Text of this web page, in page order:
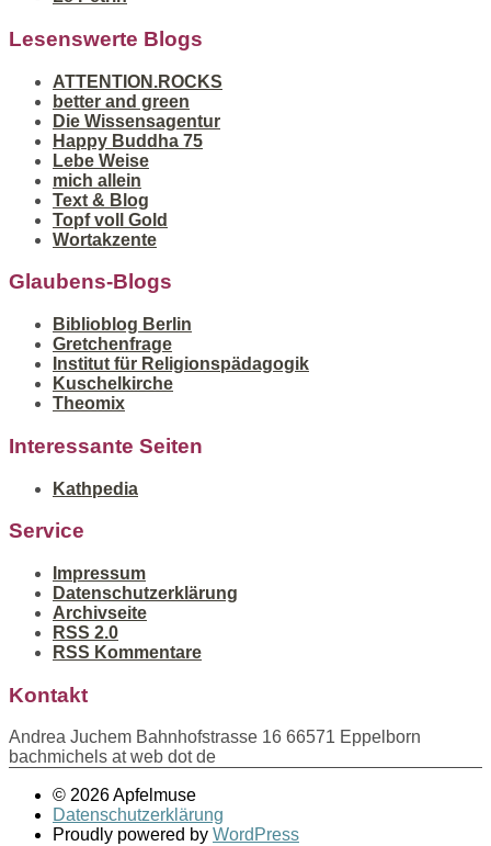
Lesenswerte Blogs
ATTENTION.ROCKS
better and green
Die Wissensagentur
Happy Buddha 75
Lebe Weise
mich allein
Text & Blog
Topf voll Gold
Wortakzente
Glaubens-Blogs
Biblioblog Berlin
Gretchenfrage
Institut für Religionspädagogik
Kuschelkirche
Theomix
Interessante Seiten
Kathpedia
Service
Impressum
Datenschutzerklärung
Archivseite
RSS 2.0
RSS Kommentare
Kontakt
Andrea Juchem Bahnhofstrasse 16 66571 Eppelborn
bachmichels at web dot de
© 2026 Apfelmuse
Datenschutzerklärung
Proudly powered by WordPress